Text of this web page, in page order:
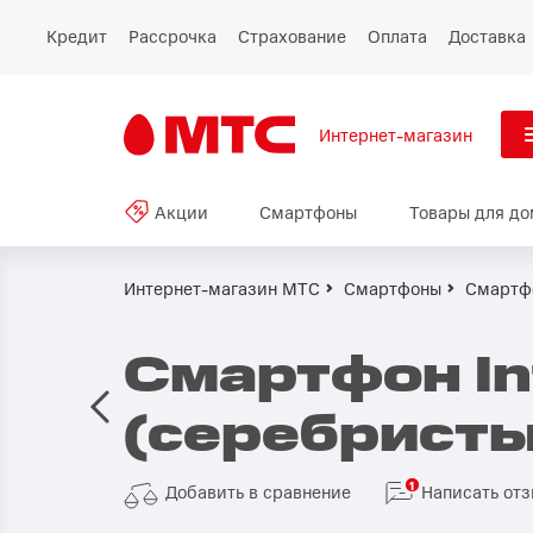
Кредит Рассрочка Страхование Оплата Доставка
Интернет-магазин
Акции
Смартфоны
Восстановленные
смартфоны
Акции Смартфоны Товары для
Интернет-магазин МТС Смартфоны
Смартфон
Добавить в сравнение 1 Написать